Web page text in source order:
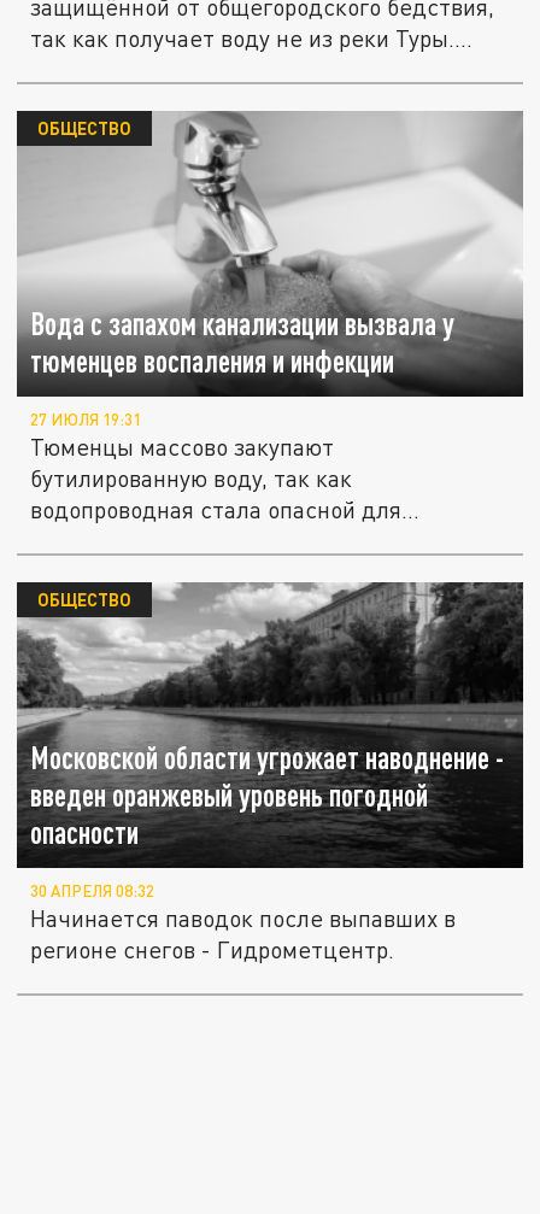
защищённой от общегородского бедствия,
так как получает воду не из реки Туры....
Вода с запахом канализации вызвала у
тюменцев воспаления и инфекции
ОБЩЕСТВО
27 ИЮЛЯ 19:31
Тюменцы массово закупают
бутилированную воду, так как
водопроводная стала опасной для
Московской области угрожает наводнение -
введен оранжевый уровень погодной
опасности
ОБЩЕСТВО
30 АПРЕЛЯ 08:32
Начинается паводок после выпавших в
регионе снегов - Гидрометцентр.